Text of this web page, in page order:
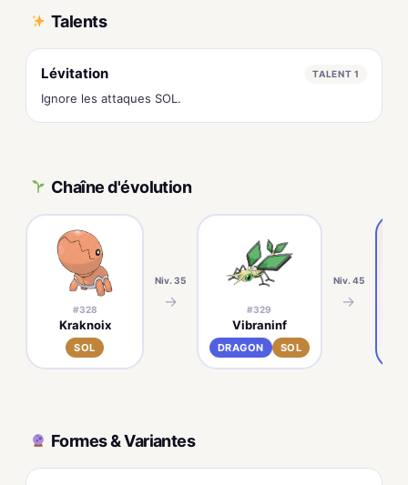
Talents
Lévitation TALENT 1
Ignore les attaques SOL.
Chaîne d'évolution
#328
Kraknoix
SOL
Niv. 35
→ #329
Vibraninf
DRAGON SOL
Niv. 45
→
Formes & Variantes